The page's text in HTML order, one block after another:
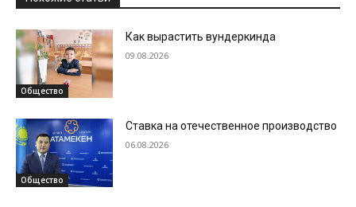
Общество
Как вырастить вундеркинда
09.08.2026
Общество
Ставка на отечественное производство
06.08.2026